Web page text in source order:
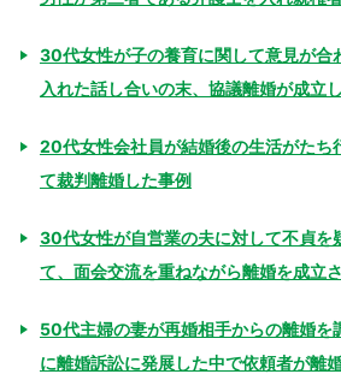
30代女性が子の養育に関して意見が合
入れた話し合いの末、協議離婚が成立
20代女性会社員が結婚後の生活がたち
て裁判離婚した事例
30代女性が自営業の夫に対して不貞を
て、面会交流を重ねながら離婚を成立
50代主婦の妻が再婚相手からの離婚を
に離婚訴訟に発展した中で依頼者が離